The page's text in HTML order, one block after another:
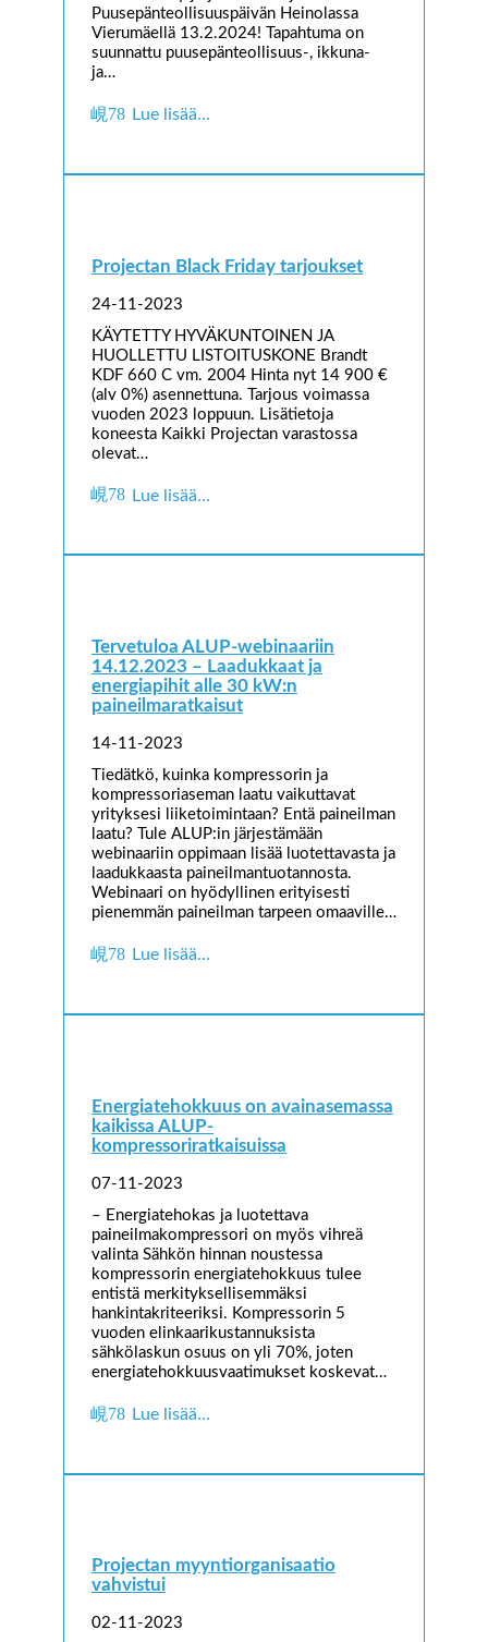
Puusepänteollisuuspäivän Heinolassa
Vierumäellä 13.2.2024! Tapahtuma on
suunnattu puusepänteollisuus-, ikkuna-
ja…
Lue lisää…
Projectan Black Friday tarjoukset
24-11-2023
KÄYTETTY HYVÄKUNTOINEN JA
HUOLLETTU LISTOITUSKONE Brandt
KDF 660 C vm. 2004 Hinta nyt 14 900 €
(alv 0%) asennettuna. Tarjous voimassa
vuoden 2023 loppuun. Lisätietoja
koneesta Kaikki Projectan varastossa
olevat…
Lue lisää…
Tervetuloa ALUP-webinaariin
14.12.2023 – Laadukkaat ja
energiapihit alle 30 kW:n
paineilmaratkaisut
14-11-2023
Tiedätkö, kuinka kompressorin ja
kompressoriaseman laatu vaikuttavat
yrityksesi liiketoimintaan? Entä paineilman
laatu? Tule ALUP:in järjestämään
webinaariin oppimaan lisää luotettavasta ja
laadukkaasta paineilmantuotannosta.
Webinaari on hyödyllinen erityisesti
pienemmän paineilman tarpeen omaaville…
Lue lisää…
Energiatehokkuus on avainasemassa
kaikissa ALUP-
kompressoriratkaisuissa
07-11-2023
– Energiatehokas ja luotettava
paineilmakompressori on myös vihreä
valinta Sähkön hinnan noustessa
kompressorin energiatehokkuus tulee
entistä merkityksellisemmäksi
hankintakriteeriksi. Kompressorin 5
vuoden elinkaarikustannuksista
sähkölaskun osuus on yli 70%, joten
energiatehokkuusvaatimukset koskevat…
Lue lisää…
Projectan myyntiorganisaatio
vahvistui
02-11-2023